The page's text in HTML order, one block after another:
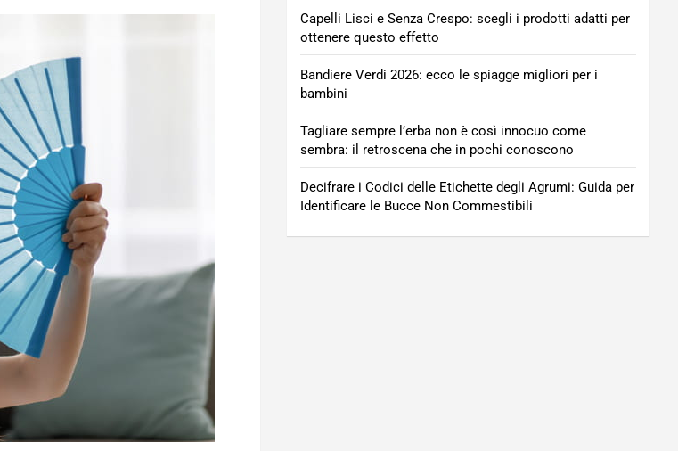
Capelli Lisci e Senza Crespo: scegli i prodotti adatti per
ottenere questo effetto
Bandiere Verdi 2026: ecco le spiagge migliori per i
bambini
Tagliare sempre l’erba non è così innocuo come
sembra: il retroscena che in pochi conoscono
Decifrare i Codici delle Etichette degli Agrumi: Guida per
Identificare le Bucce Non Commestibili